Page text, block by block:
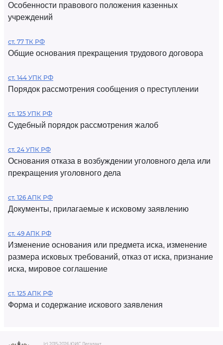
Особенности правового положения казенных
учреждений
ст. 77 ТК РФ
Общие основания прекращения трудового договора
ст. 144 УПК РФ
Порядок рассмотрения сообщения о преступлении
ст. 125 УПК РФ
Судебный порядок рассмотрения жалоб
ст. 24 УПК РФ
Основания отказа в возбуждении уголовного дела или
прекращения уголовного дела
ст. 126 АПК РФ
Документы, прилагаемые к исковому заявлению
ст. 49 АПК РФ
Изменение основания или предмета иска, изменение
размера исковых требований, отказ от иска, признание
иска, мировое соглашение
ст. 125 АПК РФ
Форма и содержание искового заявления
(c) 2015-2026 ЮИС Легалакт